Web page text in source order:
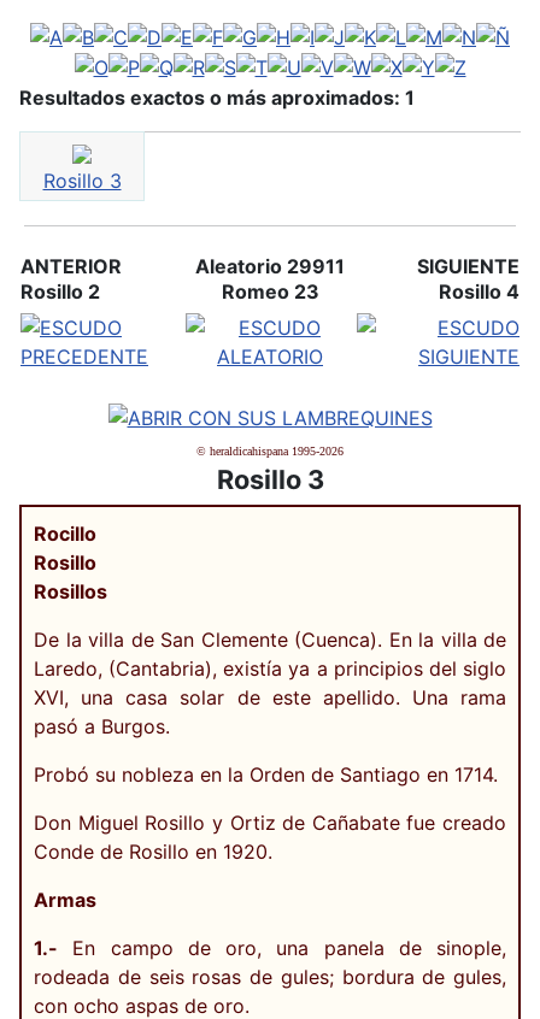
Resultados exactos o más aproximados: 1
Rosillo 3
ANTERIOR
Rosillo 2
Aleatorio 29911
Romeo 23
SIGUIENTE
Rosillo 4
© heraldicahispana 1995-2026
Rosillo 3
Rocillo
Rosillo
Rosillos
De la villa de San Clemente (Cuenca). En la villa de
Laredo, (Cantabria), existía ya a principios del siglo
XVI, una casa solar de este apellido. Una rama
pasó a Burgos.
Probó su nobleza en la Orden de Santiago en 1714.
Don Miguel Rosillo y Ortiz de Cañabate fue creado
Conde de Rosillo en 1920.
Armas
1.- En campo de oro, una panela de sinople,
rodeada de seis rosas de gules; bordura de gules,
con ocho aspas de oro.